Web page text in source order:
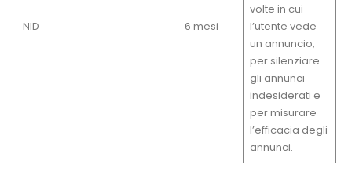
NID 6 mesi
volte in cui
l’utente vede
un annuncio,
per silenziare
gli annunci
indesiderati e
per misurare
l’efficacia degli
annunci.